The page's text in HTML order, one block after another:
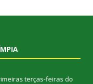
terças-feiras do